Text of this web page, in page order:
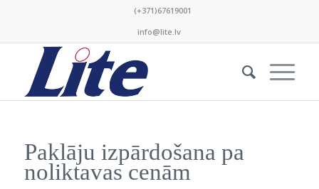
(+371)67619001
info@lite.lv
Paklāju izpārdošana pa
noliktavas cenām